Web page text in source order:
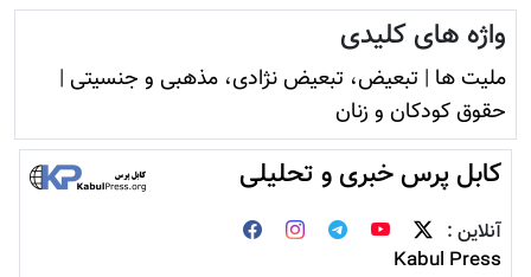
واژه های کلیدی
ملیت ها | تبعیض، تبعیض نژادی، مذهبی و جنسیتی |
حقوق کودکان و زنان
کابل پرس خبری و تحلیلی
آنلاین :
Kabul Press